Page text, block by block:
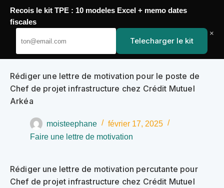
Passer
au
contenu
YoupiJobs
Rédiger une lettre de motivation pour le poste de
Chef de projet infrastructure chez Crédit Mutuel
Arkéa
moisteephane
février 17, 2025
Faire une lettre de motivation
Rédiger une lettre de motivation percutante pour
Chef de projet infrastructure chez Crédit Mutuel
Recois le kit TPE : 10 modeles Excel + memo dates
fiscales
Telecharger le kit
×